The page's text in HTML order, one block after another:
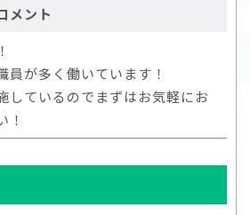
メント
員が多く働いています！
しているのでまずはお気軽にお
！